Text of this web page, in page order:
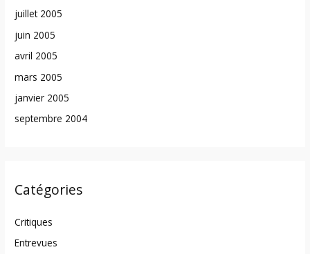
juillet 2005
juin 2005
avril 2005
mars 2005
janvier 2005
septembre 2004
Catégories
Critiques
Entrevues